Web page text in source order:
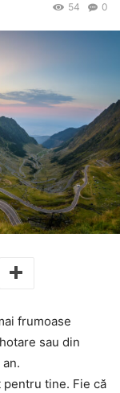
0
54
frumoase
sau din
tine. Fie că